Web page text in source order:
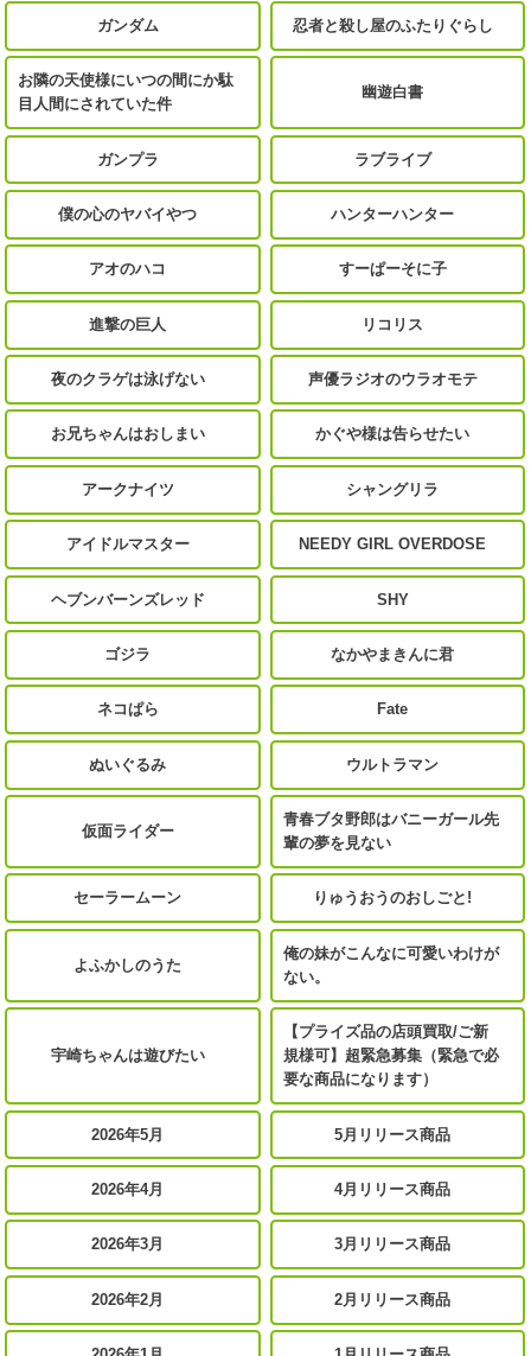
ガンダム 忍者と殺し屋のふたりぐらし
お隣の天使様にいつの間にか駄
目人間にされていた件
幽遊白書
ガンプラ ラブライブ
僕の心のヤバイやつ ハンターハンター
アオのハコ すーぱーそに子
進撃の巨人 リコリス
夜のクラゲは泳げない 声優ラジオのウラオモテ
お兄ちゃんはおしまい かぐや様は告らせたい
アークナイツ シャングリラ
アイドルマスター NEEDY GIRL OVERDOSE
ヘブンバーンズレッド SHY
ゴジラ なかやまきんに君
ネコぱら Fate
ぬいぐるみ ウルトラマン
仮面ライダー
青春ブタ野郎はバニーガール先
輩の夢を見ない
セーラームーン りゅうおうのおしごと!
よふかしのうた
俺の妹がこんなに可愛いわけが
ない。
宇崎ちゃんは遊びたい
【プライズ品の店頭買取/ご新
規様可】超緊急募集（緊急で必
要な商品になります）
2026年5月 5月リリース商品
2026年4月 4月リリース商品
2026年3月 3月リリース商品
2026年2月 2月リリース商品